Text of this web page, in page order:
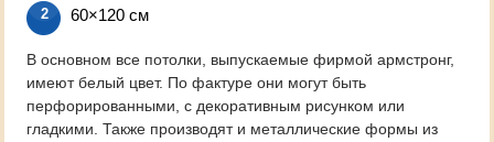
60×120 см
В основном все потолки, выпускаемые фирмой армстронг,
имеют белый цвет. По фактуре они могут быть
перфорированными, с декоративным рисунком или
гладкими. Также производят и металлические формы из